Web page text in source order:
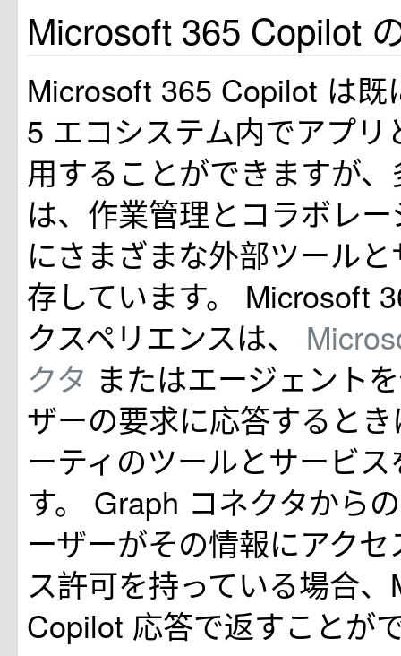
Microsoft 365 Copilot
Microsoft 365 Copilot は
5 エコシステム内でアプリ
用することができますが
は、作業管理とコラボレ
にさまざまな外部ツール
存しています。 Microsoft
クスペリエンスは、
クタ またはエージェント
ザーの要求に応答すると
ーティのツールとサービ
す。 Graph コネクタから
ーザーがその情報にアク
ス許可を持っている場合
Copilot 応答で返すことが